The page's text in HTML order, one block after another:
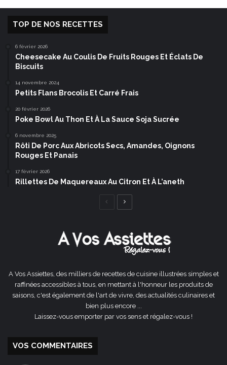
TOP DE NOS RECETTES
6 février 2026
Cheesecake Au Coulis De Fruits Rouges Et Éclats De
Biscuits
14 novembre 2024
Petits Flans Brocolis Et Carré Frais
20 février 2026
Poke Bowl Au Thon Et À La Sauce Soja Sucrée
6 novembre 2025
Rôti De Porc Aux Abricots Secs, Amandes, Oignons
Rouges Et Panais
17 février 2026
Rillettes De Maquereaux Au Citron Et À L’aneth
Page
A Vos Assiettes, des milliers de recettes de cuisine illustrées simples et
raffinées accessibles à tous, en mettant à l'honneur les produits de
saisons, c'est également de l'art de vivre, des actualités culinaires et
bien plus encore ...
Laissez-vous emporter par vos sens et régalez-vous !
VOS COMMENTAIRES